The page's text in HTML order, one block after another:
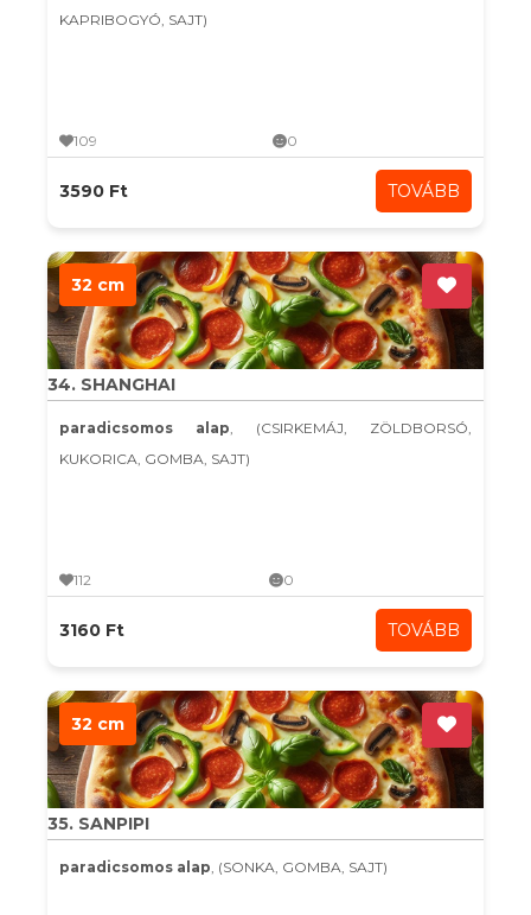
KAPRIBOGYÓ, SAJT)
109 0
3590 Ft TOVÁBB
32 cm
34. SHANGHAI
paradicsomos alap, (CSIRKEMÁJ, ZÖLDBORSÓ,
KUKORICA, GOMBA, SAJT)
112 0
3160 Ft TOVÁBB
32 cm
35. SANPIPI
paradicsomos alap, (SONKA, GOMBA, SAJT)